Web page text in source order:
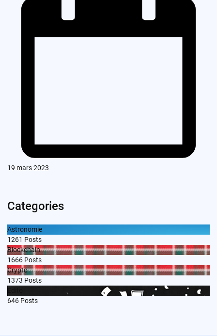
19 mars 2023
Categories
Astronomie
1261 Posts
Blockchain
1666 Posts
Crypto
1373 Posts
646 Posts